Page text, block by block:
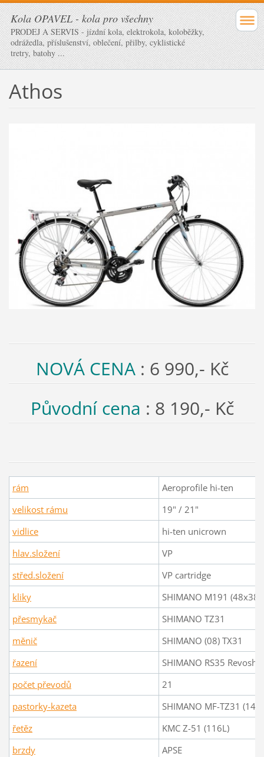
Kola OPAVEL - kola pro všechny
PRODEJ A SERVIS - jízdní kola, elektrokola, koloběžky,
odrážedla, příslušenství, oblečení, přilby, cyklistické
tretry, batohy ...
Athos
NOVÁ CENA : 6 990,- Kč
Původní cena : 8 190,- Kč
rám
Aeroprofile hi-ten
velikost rámu
19" / 21"
vidlice
hi-ten unicrown
hlav.složení
VP
střed.složení
VP cartridge
kliky
SHIMANO M191
přesmykač
SHIMANO TZ31
měnič
SHIMANO (08) TX31
řazení
SHIMANO RS35
počet převodů
21
pastorky-kazeta
SHIMANO MF-TZ31 (14-
řetěz
KMC Z-51 (116L)
brzdy
APSE